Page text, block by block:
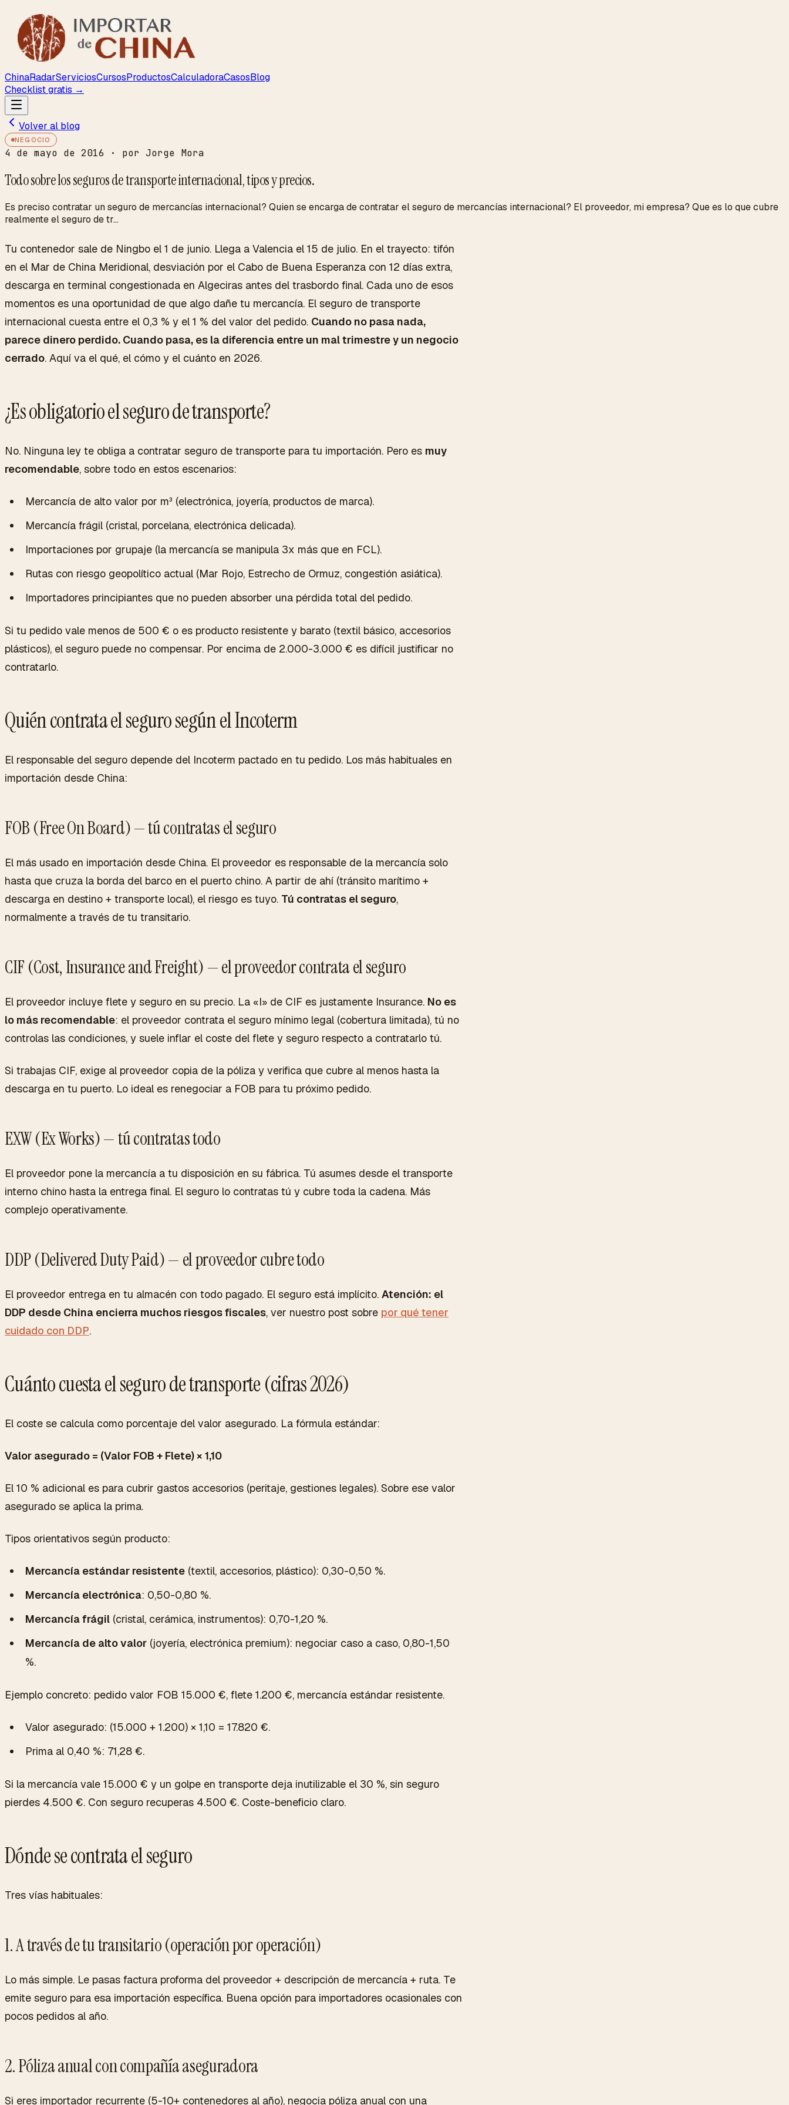
ChinaRadarServiciosCursosProductosCalculadoraCasosBlog
Checklist gratis →
Volver al blog
NEGOCIO
4 de mayo de 2016 · por Jorge Mora
Todo sobre los seguros de transporte internacional, tipos y precios.
Es preciso contratar un seguro de mercancías internacional? Quien se encarga de contratar el seguro de mercancías internacional? El proveedor, mi empresa? Que es lo que cubre
realmente el seguro de tr...
Tu contenedor sale de Ningbo el 1 de junio. Llega a Valencia el 15 de julio. En el trayecto: tifón
en el Mar de China Meridional, desviación por el Cabo de Buena Esperanza con 12 días extra,
descarga en terminal congestionada en Algeciras antes del trasbordo final. Cada uno de esos
momentos es una oportunidad de que algo dañe tu mercancía. El seguro de transporte
internacional cuesta entre el 0,3 % y el 1 % del valor del pedido. Cuando no pasa nada,
parece dinero perdido. Cuando pasa, es la diferencia entre un mal trimestre y un negocio
cerrado. Aquí va el qué, el cómo y el cuánto en 2026.
¿Es obligatorio el seguro de transporte?
No. Ninguna ley te obliga a contratar seguro de transporte para tu importación. Pero es muy
recomendable, sobre todo en estos escenarios:
Mercancía de alto valor por m³ (electrónica, joyería, productos de marca).
Mercancía frágil (cristal, porcelana, electrónica delicada).
Importaciones por grupaje (la mercancía se manipula 3x más que en FCL).
Rutas con riesgo geopolítico actual (Mar Rojo, Estrecho de Ormuz, congestión asiática).
Importadores principiantes que no pueden absorber una pérdida total del pedido.
Si tu pedido vale menos de 500 € o es producto resistente y barato (textil básico, accesorios
plásticos), el seguro puede no compensar. Por encima de 2.000-3.000 € es difícil justificar no
contratarlo.
Quién contrata el seguro según el Incoterm
El responsable del seguro depende del Incoterm pactado en tu pedido. Los más habituales en
importación desde China:
FOB (Free On Board) — tú contratas el seguro
El más usado en importación desde China. El proveedor es responsable de la mercancía solo
hasta que cruza la borda del barco en el puerto chino. A partir de ahí (tránsito marítimo +
descarga en destino + transporte local), el riesgo es tuyo. Tú contratas el seguro,
normalmente a través de tu transitario.
CIF (Cost, Insurance and Freight) — el proveedor contrata el seguro
El proveedor incluye flete y seguro en su precio. La «I» de CIF es justamente Insurance. No es
lo más recomendable: el proveedor contrata el seguro mínimo legal (cobertura limitada), tú no
controlas las condiciones, y suele inflar el coste del flete y seguro respecto a contratarlo tú.
Si trabajas CIF, exige al proveedor copia de la póliza y verifica que cubre al menos hasta la
descarga en tu puerto. Lo ideal es renegociar a FOB para tu próximo pedido.
EXW (Ex Works) — tú contratas todo
El proveedor pone la mercancía a tu disposición en su fábrica. Tú asumes desde el transporte
interno chino hasta la entrega final. El seguro lo contratas tú y cubre toda la cadena. Más
complejo operativamente.
DDP (Delivered Duty Paid) — el proveedor cubre todo
El proveedor entrega en tu almacén con todo pagado. El seguro está implícito. Atención: el
DDP desde China encierra muchos riesgos fiscales, ver nuestro post sobre por qué tener
cuidado con DDP.
Cuánto cuesta el seguro de transporte (cifras 2026)
El coste se calcula como porcentaje del valor asegurado. La fórmula estándar:
Valor asegurado = (Valor FOB + Flete) × 1,10
El 10 % adicional es para cubrir gastos accesorios (peritaje, gestiones legales). Sobre ese valor
asegurado se aplica la prima.
Tipos orientativos según producto:
Mercancía estándar resistente(textil, accesorios, plástico): 0,30-0,50 %.
Mercancía electrónica: 0,50-0,80 %.
Mercancía frágil(cristal, cerámica, instrumentos): 0,70-1,20 %.
Mercancía de alto valor(joyería, electrónica premium): negociar caso a caso, 0,80-1,50
%.
Ejemplo concreto: pedido valor FOB 15.000 €, flete 1.200 €, mercancía estándar resistente.
Valor asegurado: (15.000 + 1.200) × 1,10 = 17.820 €.
Prima al 0,40 %: 71,28 €.
Si la mercancía vale 15.000 € y un golpe en transporte deja inutilizable el 30 %, sin seguro
pierdes 4.500 €. Con seguro recuperas 4.500 €. Coste-beneficio claro.
Dónde se contrata el seguro
Tres vías habituales:
1. A través de tu transitario (operación por operación)
Lo más simple. Le pasas factura proforma del proveedor + descripción de mercancía + ruta. Te
emite seguro para esa importación específica. Buena opción para importadores ocasionales con
pocos pedidos al año.
2. Póliza anual con compañía aseguradora
Si eres importador recurrente (5-10+ contenedores al año), negocia póliza anual con una